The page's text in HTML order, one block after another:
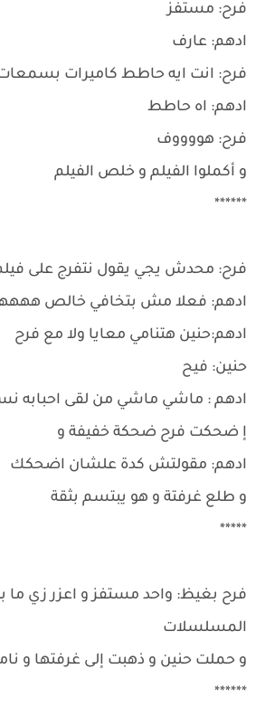
فرح: مستفز
ادهم: عارف
فرح: انت ايه حاطط كاميرات
ادهم: اه حاطط
فرح: هووووف
و أكملوا الفيلم و خلص الفيلم
******
فرح: محدش يجي يقول نتفرج على
ادهم: فعلا مش بتخافي خالص
ادهم:حنين هتنامي معايا ولا مع فرح
حنين: فيح
ادهم : ماشي ماشي من لقى احبابه
إ ضحكت فرح ضحكة خفيفة و
ادهم: مقولتش كدة علشان اضحكك
و طلع غرفتة و هو يبتسم بثقة
*****
فرح بغيظ: واحد مستفز و اعزر زي ما
المسلسلات
و حملت حنين و ذهبت إلى غرفتها و
******